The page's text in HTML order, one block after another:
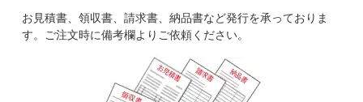
お見積書、領収書、請求書、納品書など発行を承っておりま
す。ご注文時に備考欄よりご依頼ください。